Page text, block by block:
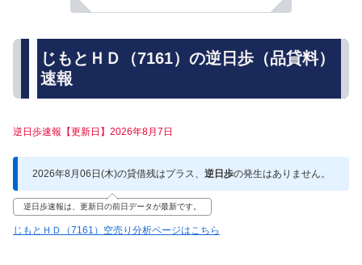
じもとＨＤ（7161）の逆日歩（品貸料）
速報
逆日歩速報【更新日】2026年8月7日
2026年8月06日(木)の貸借残はプラス、 逆日歩の発生はありません。
逆日歩速報は、更新日の前日データが最新です。
じもとＨＤ（7161）空売り分析ページはこちら